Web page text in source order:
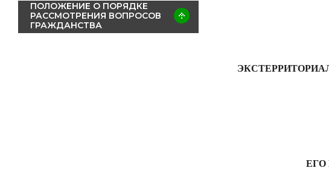
ПОЛОЖЕНИЕ О ПОРЯДКЕ
РАССМОТРЕНИЯ ВОПРОСОВ
ГРАЖДАНСТВА
ЕГО